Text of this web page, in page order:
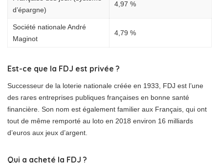
d’épargne)
4,97 %
Société nationale André
Maginot
4,79 %
Est-ce que la FDJ est privée ?
Successeur de la loterie nationale créée en 1933, FDJ est l’une
des rares entreprises publiques françaises en bonne santé
financière. Son nom est également familier aux Français, qui ont
tout de même remporté au loto en 2018 environ 16 milliards
d’euros aux jeux d’argent.
Qui a acheté la FDJ ?